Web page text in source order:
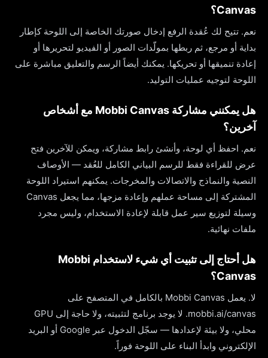
Canvas؟
نعم. تتيح لك عُقدة الرفع إدخال صورتك الخاصة إلى اللوحة كإطار
بداية أو مرجع، ثم ربطها بمولّدات الصور أو الفيديو لتحريرها أو
إعادة تنميقها أو تحريكها. يمكنك أيضاً الرسم والتعليق مباشرة على
اللوحة لتوجيه عمليات التوليد.
هل يمكنني مشاركة Mobbi Canvas مع أشخاص
آخرين؟
نعم. احفظ أي لوحة، وأنشئ رابط مشاركة، ويمكن للآخرين فتح
عرض للقراءة فقط للرسم البياني الكامل للعُقد — الأوصاف
النصية والنماذج والاتصالات والمخرجات. يمكنهم استيراد اللوحة
المشتركة إلى مساحة عملهم وإعادة مزجها، مما يجعل Canvas
وسيلة لتوزيع سير عمل قابلة لإعادة الاستخدام، وليس مجرد
ملفات نهائية.
هل أحتاج إلى تثبيت أي شيء لاستخدام Mobbi
Canvas؟
لا. يعمل Mobbi Canvas بالكامل في المتصفح على
mobbi.ai/canvas. لا يوجد برنامج لتثبيته، ولا حاجة إلى GPU
محلي، ولا بيئة لإعدادها — سجّل الدخول عبر Google أو البريد
الإلكتروني وابدأ البناء على اللوحة فوراً.